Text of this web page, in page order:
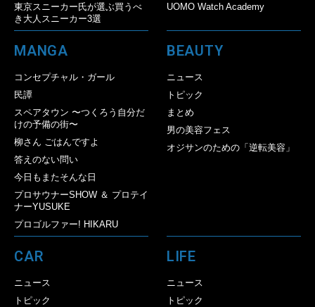
東京スニーカー氏が選ぶ買うべ
き大人スニーカー3選
UOMO Watch Academy
MANGA
コンセプチャル・ガール
民譚
スペアタウン 〜つくろう自分だ
けの予備の街〜
柳さん ごはんですよ
答えのない問い
今日もまたそんな日
プロサウナーSHOW ＆ プロテイ
ナーYUSUKE
プロゴルファー! HIKARU
BEAUTY
ニュース
トピック
まとめ
男の美容フェス
オジサンのための「逆転美容」
CAR
ニュース
トピック
LIFE
ニュース
トピック